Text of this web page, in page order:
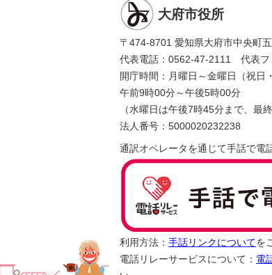
大府市役所
〒474-8701 愛知県大府市中央町
代表電話：0562-47-2111 代表フ
開庁時間：月曜日～金曜日（祝日
午前9時00分～午後5時00分
（水曜日は午後7時45分まで、最
法人番号：5000020232238
通訳オペレータを通じて手話で電
利用方法： 手話リンクについてを
電話リレーサービスについて： 電